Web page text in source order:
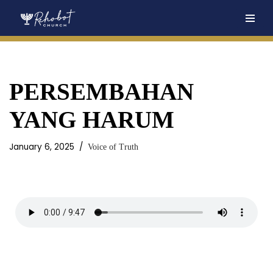
PERSEMBAHAN
YANG HARUM
January 6, 2025 Voice of Truth